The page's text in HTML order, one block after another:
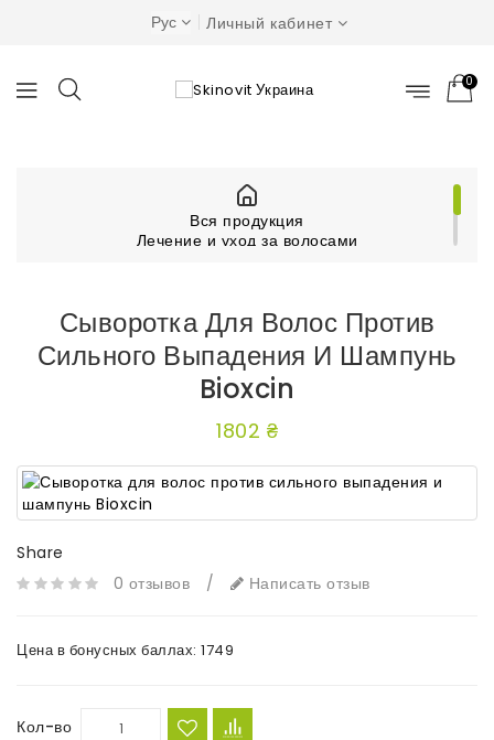
Рус Личный кабинет
0
Вся продукция
Лечение и уход за волосами
Сыворотка Для Волос Против
Сильного Выпадения И Шампунь
Bioxcin
1802 ₴
Share
0 отзывов
/ Написать отзыв
Цена в бонусных баллах: 1749
Кол-во